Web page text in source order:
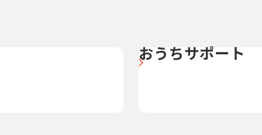
おうちサポート